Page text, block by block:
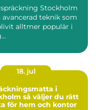
Stockholm
avancerad teknik som
alltmer populär i
18. jul
i
väljer du rätt
för hem och kontor